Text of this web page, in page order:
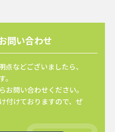
問い合わせ
などございましたら、
お問い合わせください。
付けておりますので、ぜ